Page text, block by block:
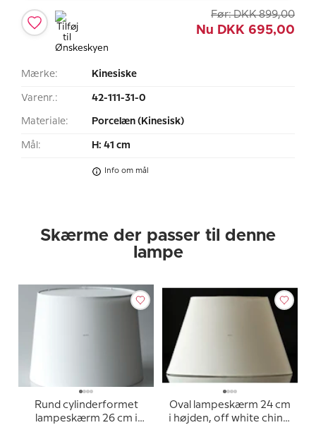
Før: DKK 899,00
Nu DKK 695,00
Mærke: Kinesiske
Varenr.: 42-111-31-0
Materiale: Porcelæn (Kinesisk)
Mål: H: 41 cm
Info om mål
Skærme der passer til denne
lampe
Rund cylinderformet
lampeskærm 26 cm i
Oval lampeskærm 24 cm
i højden, off white chintz